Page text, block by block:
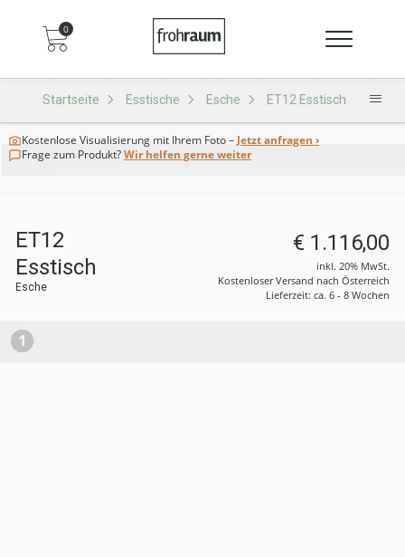
0
Startseite Esstische Esche ET12 Esstisch
Kostenlose Visualisierung mit Ihrem Foto – Jetzt anfragen ›
Frage zum Produkt?Wir helfen gerne weiter
ET12
Esstisch
Esche
€ 1.116,00
inkl. 20% MwSt.
Kostenloser Versand nach Österreich
Lieferzeit: ca. 6 - 8 Wochen
1